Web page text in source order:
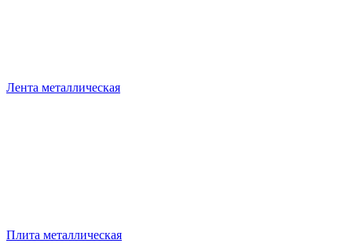
Лента металлическая
Плита металлическая